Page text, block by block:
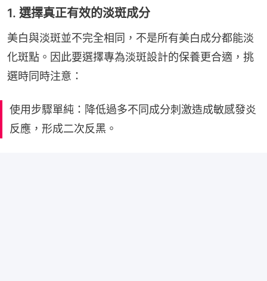
1. 選擇真正有效的淡斑成分
美白與淡斑並不完全相同，不是所有美白成分都能淡
化斑點。因此要選擇專為淡斑設計的保養更合適，挑
選時同時注意：
使用步驟單純：降低過多不同成分刺激造成敏感發炎
反應，形成二次反黑。